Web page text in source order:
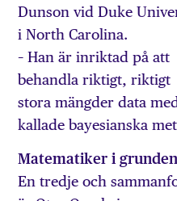
Dunson vid Duke
i North Carolina.
– Han är inriktad på att
behandla riktigt, riktigt
stora mängder data
kallade bayesianska
Matematiker i grunden
En tredje och